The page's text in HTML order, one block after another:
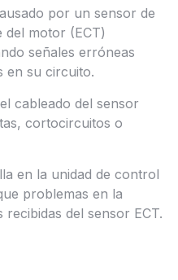
por un sensor de
motor (ECT)
señales erróneas
en su circuito.
cableado del sensor
cortocircuitos o
en la unidad de control
problemas en la
del sensor ECT.